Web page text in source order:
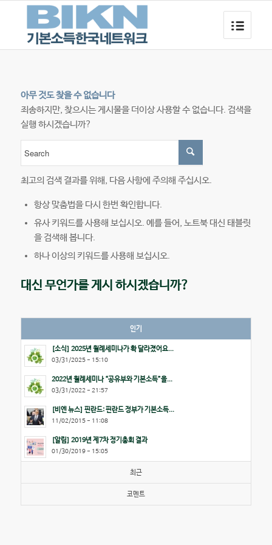
아무 것도 찾을 수 없습니다
죄송하지만, 찾으시는 게시물을 더이상 사용할 수 없습니다. 검색을
실행 하시겠습니까?
최고의 검색 결과를 위해, 다음 사항에 주의해 주십시오.
항상 맞춤법을 다시 한번 확인합니다.
유사 키워드를 사용해 보십시오. 예를 들어, 노트북 대신 태블릿
을 검색해 봅니다.
하나 이상의 키워드를 사용해 보십시오.
대신 무언가를 게시 하시겠습니까?
인기
[소식] 2025년 월례세미나가 확 달라졌어요...
03/31/2025 - 15:10
2022년 월례세미나 “공유부와 기본소득”을...
03/31/2022 - 21:57
[비엔 뉴스] 핀란드: 핀란드 정부가 기본소득...
11/02/2015 - 11:08
[알림] 2019년 제7차 정기총회 결과
01/30/2019 - 15:05
최근
코멘트